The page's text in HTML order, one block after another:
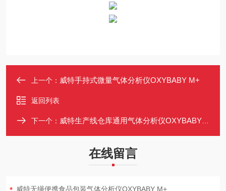
上一个： 威特手持式微量气体分析仪OXYBABY M+
返回列表
下一个： 威特生产线仓库通用气体分析仪OXYBABY M+
在线留言